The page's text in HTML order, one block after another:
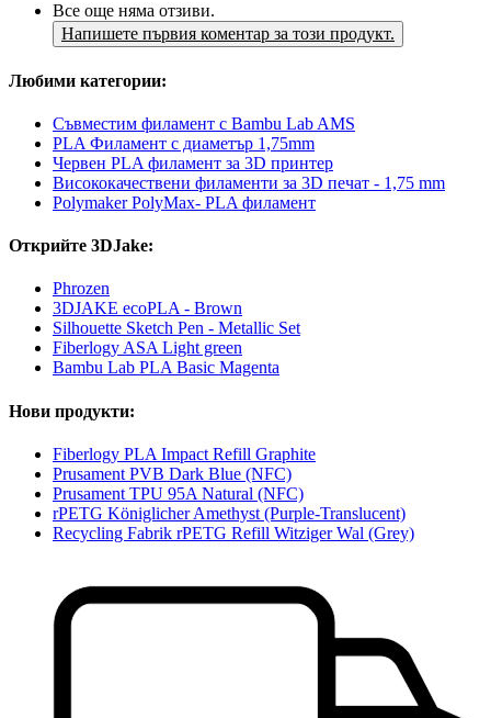
Все още няма отзиви.
Напишете първия коментар за този продукт.
Любими категории:
Съвместим филамент с Bambu Lab AMS
PLA Филамент с диаметър 1,75mm
Червен PLA филамент за 3D принтер
Висококачествени филаменти за 3D печат - 1,75 mm
Polymaker PolyMax- PLA филамент
Открийте 3DJake:
Phrozen
3DJAKE ecoPLA - Brown
Silhouette Sketch Pen - Metallic Set
Fiberlogy ASA Light green
Bambu Lab PLA Basic Magenta
Нови продукти:
Fiberlogy PLA Impact Refill Graphite
Prusament PVB Dark Blue (NFC)
Prusament TPU 95A Natural (NFC)
rPETG Königlicher Amethyst (Purple-Translucent)
Recycling Fabrik rPETG Refill Witziger Wal (Grey)